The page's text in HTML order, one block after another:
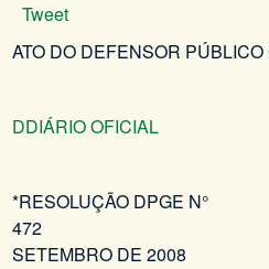
Tweet
ATO DO DEFENSOR
DDIÁRIO OFICIAL
*RESOLUÇÃO DPGE N°
472 DE
SETEMBRO DE 2008